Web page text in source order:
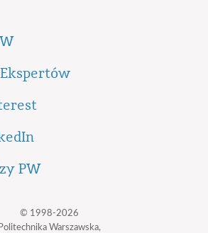
PW
© 1998-2026
Politechnika Warszawska,